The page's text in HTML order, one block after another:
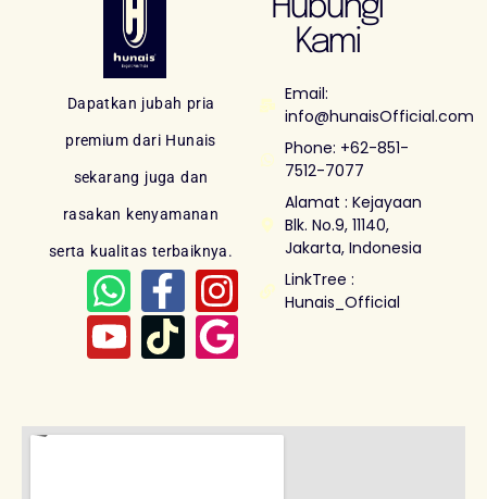
Dapatkan jubah pria
premium dari Hunais
sekarang juga dan
rasakan kenyamanan
serta kualitas terbaiknya.
Hubungi
Kami
Email:
info@hunaisOfficial.com
Phone: +62-851-
7512-7077
Alamat : Kejayaan
Blk. No.9, 11140,
Jakarta, Indonesia
LinkTree :
Hunais_Official